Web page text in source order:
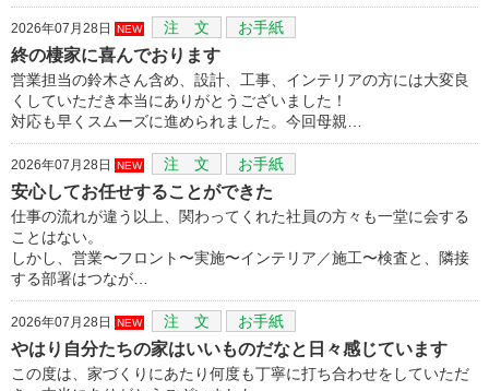
2026年07月28日 NEW 注 文 お手紙
終の棲家に喜んでおります
営業担当の鈴木さん含め、設計、工事、インテリアの方には大変良
くしていただき本当にありがとうございました！
対応も早くスムーズに進められました。今回母親…
2026年07月28日 NEW 注 文 お手紙
安心してお任せすることができた
仕事の流れが違う以上、関わってくれた社員の方々も一堂に会する
ことはない。
しかし、営業〜フロント〜実施〜インテリア／施工〜検査と、隣接
する部署はつなが…
2026年07月28日 NEW 注 文 お手紙
やはり自分たちの家はいいものだなと日々感じています
この度は、家づくりにあたり何度も丁寧に打ち合わせをしていただ